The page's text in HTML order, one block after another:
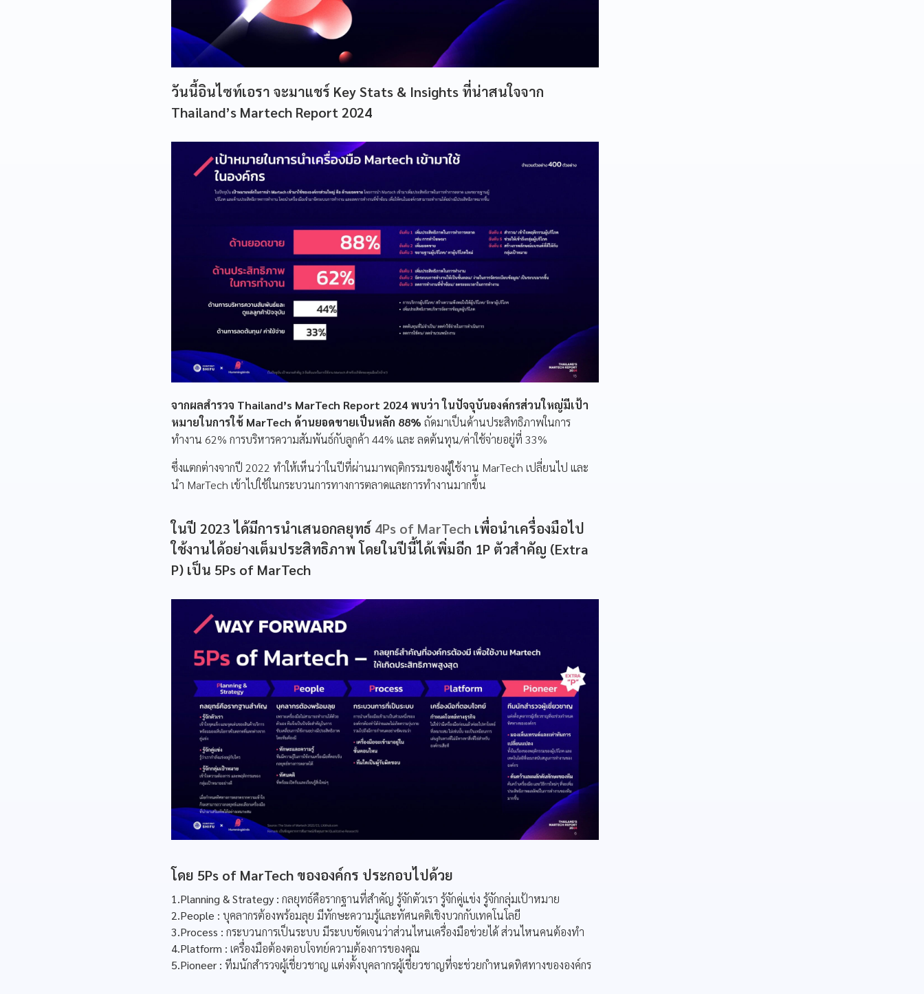
วันนี้อินไซท์เอรา จะมาแชร์ Key Stats & Insights ที่น่าสนใจจาก
Thailand’s Martech Report 2024
จากผลสำรวจ Thailand’s MarTech Report 2024 พบว่า ในปัจจุบันองค์กรส่วนใหญ่มีเป้า
หมายในการใช้ MarTech ด้านยอดขายเป็นหลัก 88% ถัดมาเป็นด้านประสิทธิภาพในการ
ทำงาน 62% การบริหารความสัมพันธ์กับลูกค้า 44% และ ลดต้นทุน/ค่าใช้จ่ายอยู่ที่ 33%
ซึ่งแตกต่างจากปี 2022 ทำให้เห็นว่าในปีที่ผ่านมาพฤติกรรมของผู้ใช้งาน MarTech เปลี่ยนไป และ
นำ MarTech เข้าไปใช้ในกระบวนการทางการตลาดและการทำงานมากขึ้น
ในปี 2023 ได้มีการนำเสนอกลยุทธ์ 4Ps of MarTech เพื่อนำเครื่องมือไป
ใช้งานได้อย่างเต็มประสิทธิภาพ โดยในปีนี้ได้เพิ่มอีก 1P ตัวสำคัญ (Extra
P) เป็น 5Ps of MarTech
โดย 5Ps of MarTech ขององค์กร ประกอบไปด้วย
1.Planning & Strategy : กลยุทธ์คือรากฐานที่สำคัญ รู้จักตัวเรา รู้จักคู่แข่ง รู้จักกลุ่มเป้าหมาย
2.People : บุคลากรต้องพร้อมลุย มีทักษะความรู้และทัศนคติเชิงบวกกับเทคโนโลยี
3.Process : กระบวนการเป็นระบบ มีระบบชัดเจนว่าส่วนไหนเครื่องมือช่วยได้ ส่วนไหนคนต้องทำ
4.Platform : เครื่องมือต้องตอบโจทย์ความต้องการของคุณ
5.Pioneer : ทีมนักสำรวจผู้เชี่ยวชาญ แต่งตั้งบุคลากรผู้เชี่ยวชาญที่จะช่วยกำหนดทิศทางขององค์กร